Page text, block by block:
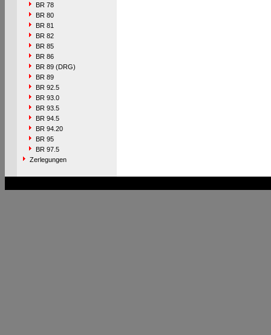
BR 78
BR 80
BR 81
BR 82
BR 85
BR 86
BR 89 (DRG)
BR 89
BR 92.5
BR 93.0
BR 93.5
BR 94.5
BR 94.20
BR 95
BR 97.5
Zerlegungen